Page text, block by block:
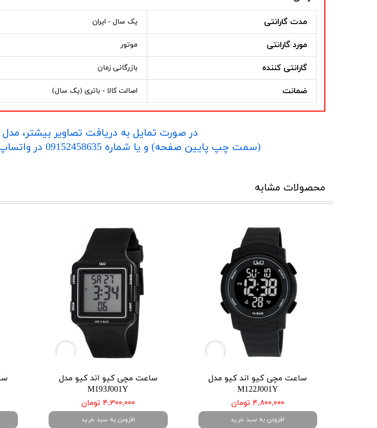
مدت گارانتی یک سال - ایران
مورد گارانتی موتور
گارانتی کننده بازرگانی زمان
ضمانت اصالت کالا - باتری (یک سال)
در صورت تمایل به دریافت تصاویر بیشتر، مدل
​​​​​​​(سمت چپ پایین صفحه) و یا شماره 09152458635 در واتساپ یا تلگرام و یا اپلیکیشن "بله" ارسال بفرمایید.
محصولات مشابه
ساعت مچی کیو اند کیو مدل
M122J001Y
۴,۸۰۰,۰۰۰ تومان
افزودن به سبد خرید
ساعت مچی کیو اند کیو مدل
M193J001Y
۴,۳۰۰,۰۰۰ تومان
افزودن به سبد خرید